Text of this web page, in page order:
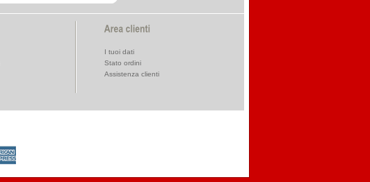
I tuoi dati
Stato ordini
Assistenza clienti